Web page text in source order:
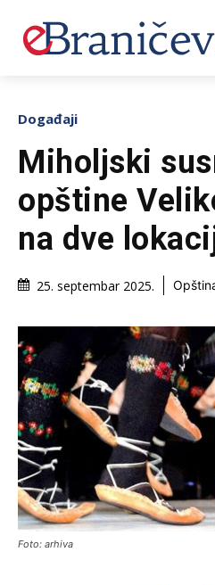
Događaji
Miholjski
opštine
na dve
25. septembar 2025.
Foto: arhiva